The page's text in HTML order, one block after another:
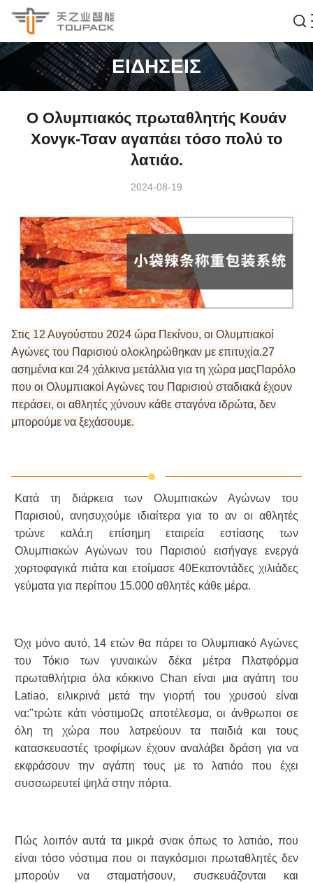
ΕΙΔΉΣΕΙΣ
Ο Ολυμπιακός πρωταθλητής Κουάν
Χονγκ-Τσαν αγαπάει τόσο πολύ το
λατιάο.
2024-08-19
Στις 12 Αυγούστου 2024 ώρα Πεκίνου, οι Ολυμπιακοί
Αγώνες του Παρισιού ολοκληρώθηκαν με επιτυχία.27
ασημένια και 24 χάλκινα μετάλλια για τη χώρα μαςΠαρόλο
που οι Ολυμπιακοί Αγώνες του Παρισιού σταδιακά έχουν
περάσει, οι αθλητές χύνουν κάθε σταγόνα ιδρώτα, δεν
μπορούμε να ξεχάσουμε.
Κατά τη διάρκεια των Ολυμπιακών Αγώνων του
Παρισιού, ανησυχούμε ιδιαίτερα για το αν οι αθλητές
τρώνε καλά.η επίσημη εταιρεία εστίασης των
Ολυμπιακών Αγώνων του Παρισιού εισήγαγε ενεργά
χορτοφαγικά πιάτα και ετοίμασε 40Εκατοντάδες χιλιάδες
γεύματα για περίπου 15.000 αθλητές κάθε μέρα.
Όχι μόνο αυτό, 14 ετών θα πάρει το Ολυμπιακό Αγώνες
του Τόκιο των γυναικών δέκα μέτρα Πλατφόρμα
πρωταθλήτρια όλα κόκκινο Chan είναι μια αγάπη του
Latiao, ειλικρινά μετά την γιορτή του χρυσού είναι
να:"τρώτε κάτι νόστιμοΩς αποτέλεσμα, οι άνθρωποι σε
όλη τη χώρα που λατρεύουν τα παιδιά και τους
κατασκευαστές τροφίμων έχουν αναλάβει δράση για να
εκφράσουν την αγάπη τους με το λατιάο που έχει
συσσωρευτεί ψηλά στην πόρτα.
Πώς λοιπόν αυτά τα μικρά σνακ όπως το λατιάο, που
είναι τόσο νόστιμα που οι παγκόσμιοι πρωταθλητές δεν
μπορούν να σταματήσουν, συσκευάζονται και